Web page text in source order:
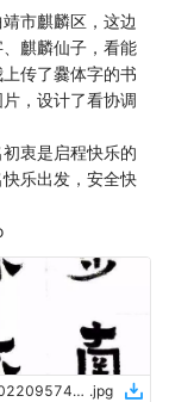
市麒麟区，这边
麒麟仙子，看能
传了爨体字的书
，设计了看协调
衷是启程快乐的
乐出发，安全快
2020102209574135433171 .jpg